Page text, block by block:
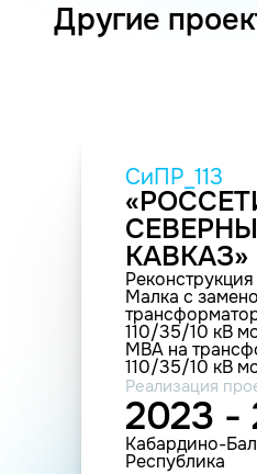
Другие
СиПР_113
КАВКАЗ»
Малка с
110/35/10 кВ
МВА на
110/35/10 кВ
МВА
Реализация
2023 -
Кабардино-
Республика